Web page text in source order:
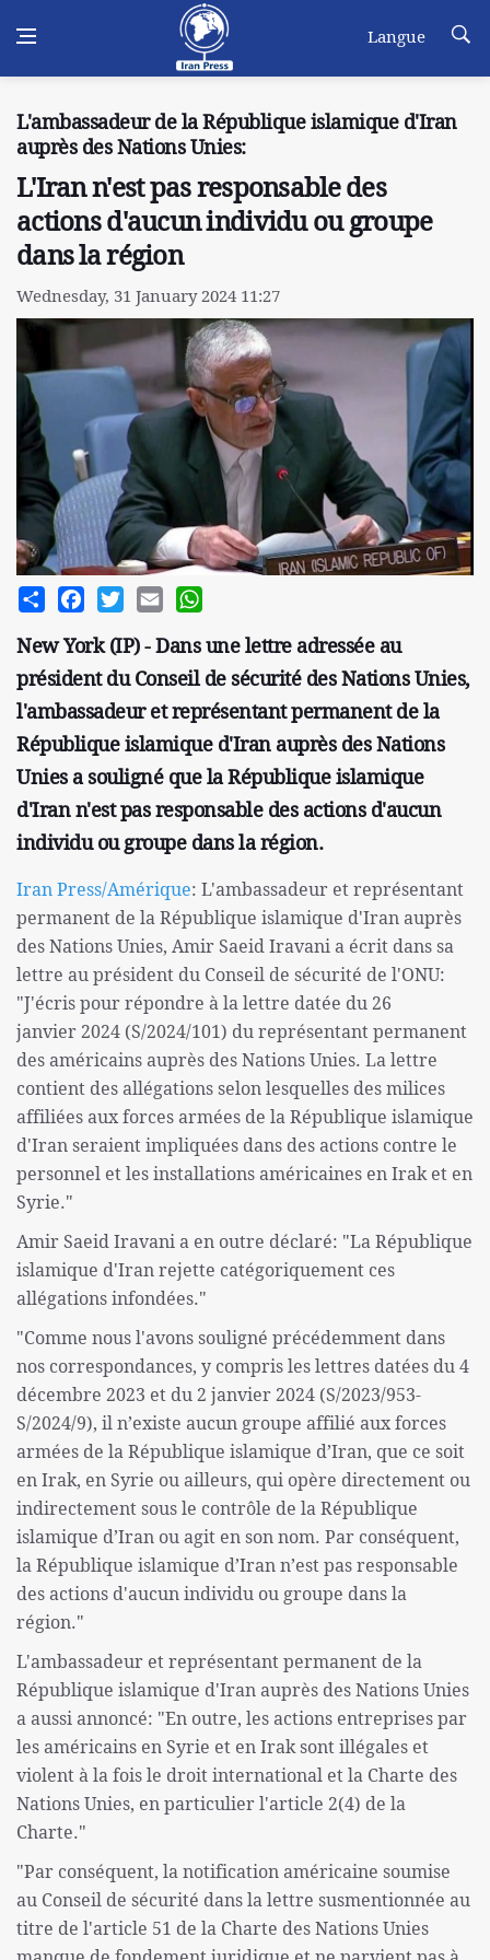
Langue
L'ambassadeur de la République islamique d'Iran
auprès des Nations Unies:
L'Iran n'est pas responsable des
actions d'aucun individu ou groupe
dans la région
Wednesday, 31 January 2024 11:27
Share FacebookTwitterEmail
New York (IP) - Dans une lettre adressée au
président du Conseil de sécurité des Nations Unies,
l'ambassadeur et représentant permanent de la
République islamique d'Iran auprès des Nations
Unies a souligné que la République islamique
d'Iran n'est pas responsable des actions d'aucun
individu ou groupe dans la région.
Iran Press/Amérique: L'ambassadeur et représentant
permanent de la République islamique d'Iran auprès
des Nations Unies, Amir Saeid Iravani a écrit dans sa
lettre au président du Conseil de sécurité de l'ONU:
"J'écris pour répondre à la lettre datée du 26
janvier 2024 (S/2024/101) du représentant permanent
des américains auprès des Nations Unies. La lettre
contient des allégations selon lesquelles des milices
affiliées aux forces armées de la République islamique
d'Iran seraient impliquées dans des actions contre le
personnel et les installations américaines en Irak et en
Syrie."
Amir Saeid Iravani a en outre déclaré: "La République
islamique d'Iran rejette catégoriquement ces
allégations infondées."
"Comme nous l'avons souligné précédemment dans
nos correspondances, y compris les lettres datées du 4
décembre 2023 et du 2 janvier 2024 (S/2023/953-
S/2024/9), il n’existe aucun groupe affilié aux forces
armées de la République islamique d’Iran, que ce soit
en Irak, en Syrie ou ailleurs, qui opère directement ou
indirectement sous le contrôle de la République
islamique d’Iran ou agit en son nom. Par conséquent,
la République islamique d’Iran n’est pas responsable
des actions d'aucun individu ou groupe dans la
région."
L'ambassadeur et représentant permanent de la
République islamique d'Iran auprès des Nations Unies
a aussi annoncé: "En outre, les actions entreprises par
les américains en Syrie et en Irak sont illégales et
violent à la fois le droit international et la Charte des
Nations Unies, en particulier l'article 2(4) de la
Charte."
"Par conséquent, la notification américaine soumise
au Conseil de sécurité dans la lettre susmentionnée au
titre de l'article 51 de la Charte des Nations Unies